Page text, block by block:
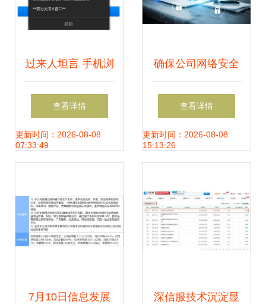
过来人坦言 手机浏
览不良网站后，删
除历史记录其实没
查看详情
更新时间：2026-08-08
07:33:49
确保公司网络安全
的重要因素与网络
与信息安全软件开
查看详情
更新时间：2026-08-08
15:13:26
7月10日信息发展 深信服技术沉淀显